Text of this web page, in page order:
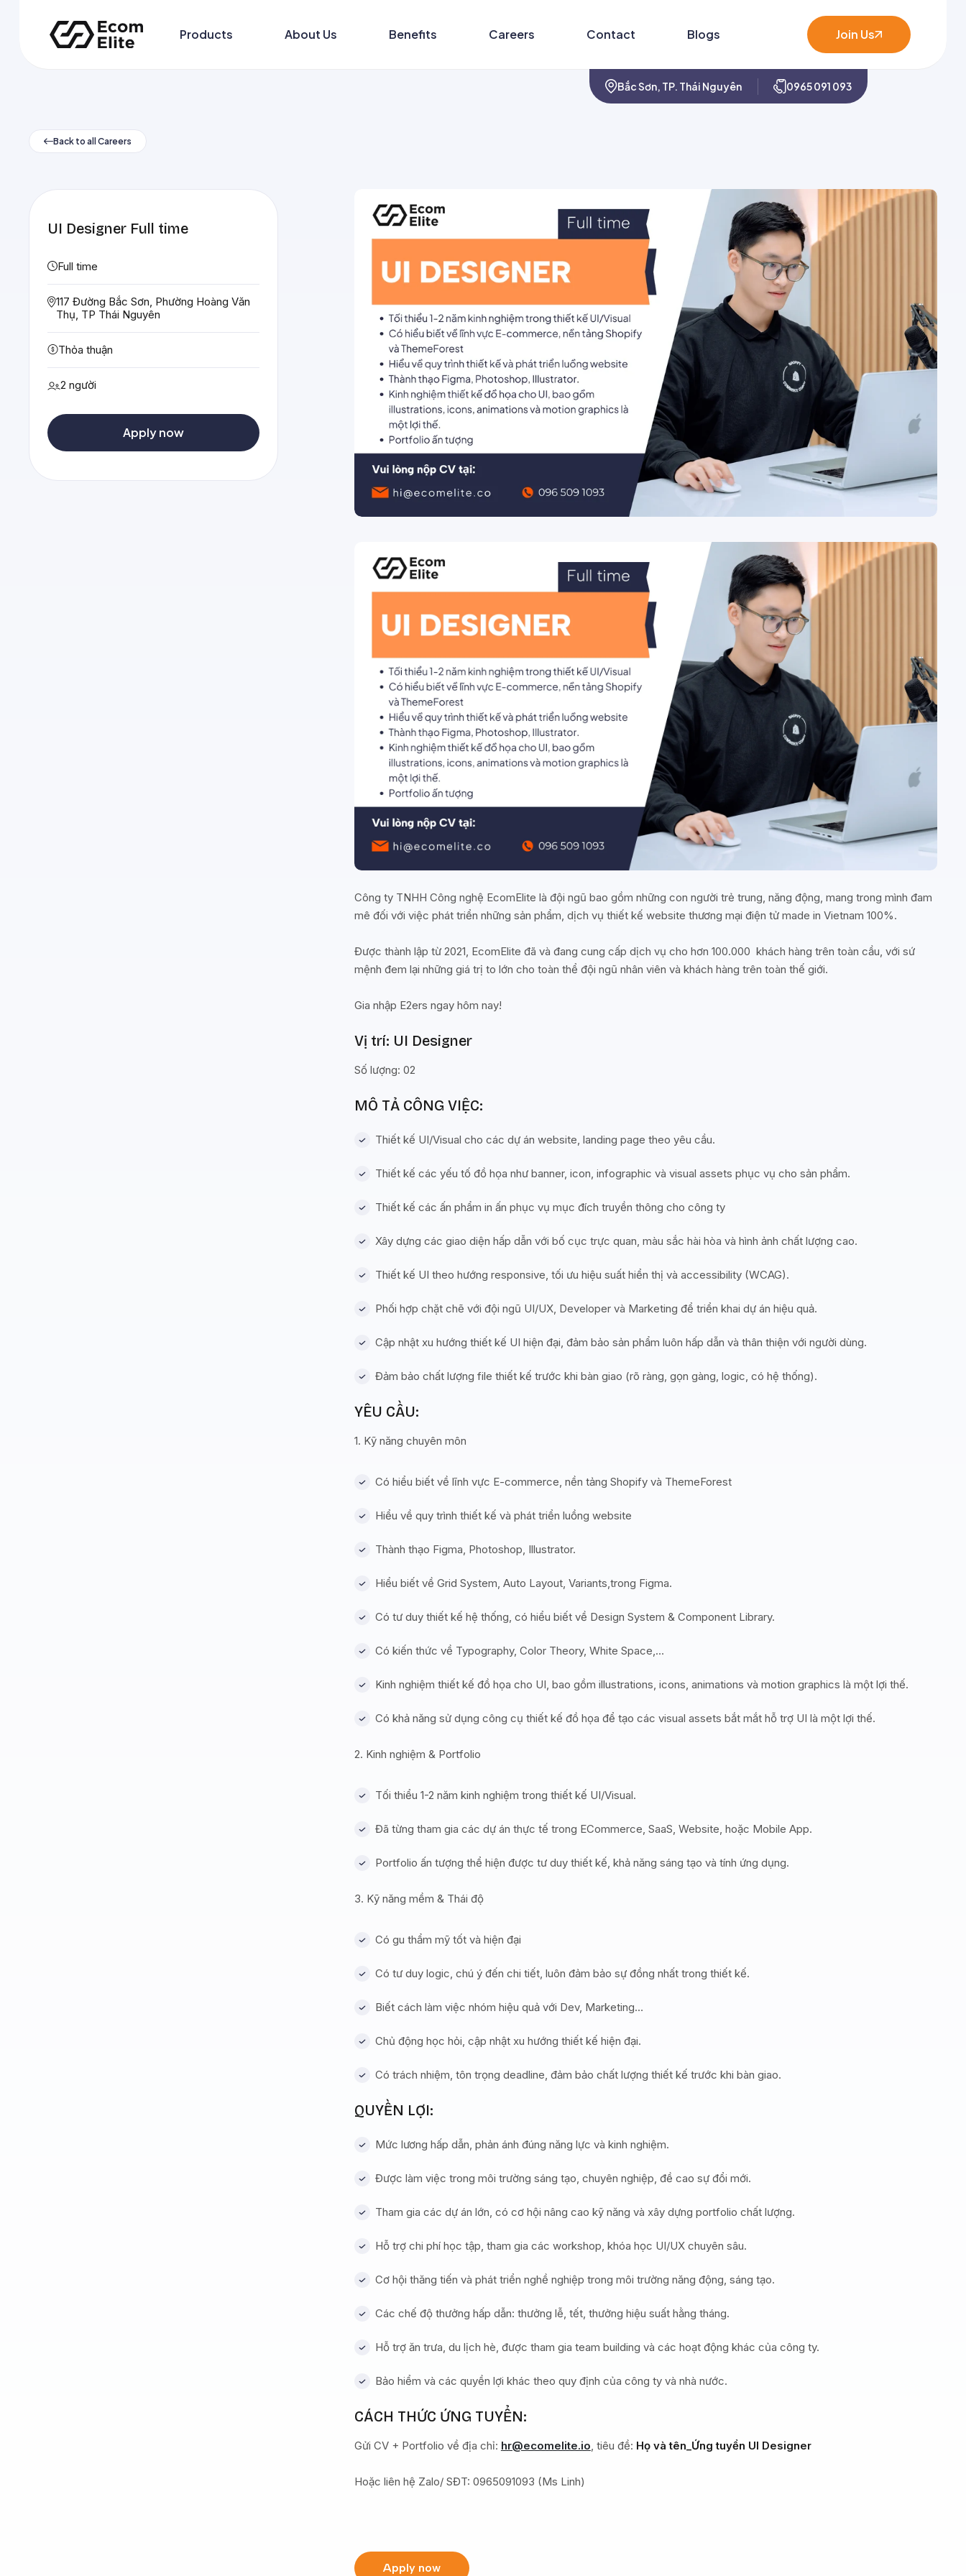
content
Products About Us Benefits Careers Contact Blogs Join Us
Bắc Sơn, TP. Thái Nguyên 0965 091 093
Back to all Careers
UI Designer Full time
Full time
117 Đường Bắc Sơn, Phường Hoàng Văn
Thụ, TP Thái Nguyên
Thỏa thuận
2 người
Apply now
Công ty TNHH Công nghệ EcomElite là đội ngũ bao gồm những con người trẻ trung, năng động, mang trong mình đam
mê đối với việc phát triển những sản phẩm, dịch vụ thiết kế website thương mại điện tử made in Vietnam 100%.
Được thành lập từ 2021, EcomElite đã và đang cung cấp dịch vụ cho hơn 100.000 khách hàng trên toàn cầu, với sứ
mệnh đem lại những giá trị to lớn cho toàn thể đội ngũ nhân viên và khách hàng trên toàn thế giới.
Gia nhập E2ers ngay hôm nay!
Vị trí: UI Designer
Số lượng: 02
MÔ TẢ CÔNG VIỆC:
Thiết kế UI/Visual cho các dự án website, landing page theo yêu cầu.
Thiết kế các yếu tố đồ họa như banner, icon, infographic và visual assets phục vụ cho sản phẩm.
Thiết kế các ấn phẩm in ấn phục vụ mục đích truyền thông cho công ty
Xây dựng các giao diện hấp dẫn với bố cục trực quan, màu sắc hài hòa và hình ảnh chất lượng cao.
Thiết kế UI theo hướng responsive, tối ưu hiệu suất hiển thị và accessibility (WCAG).
Phối hợp chặt chẽ với đội ngũ UI/UX, Developer và Marketing để triển khai dự án hiệu quả.
Cập nhật xu hướng thiết kế UI hiện đại, đảm bảo sản phẩm luôn hấp dẫn và thân thiện với người dùng.
Đảm bảo chất lượng file thiết kế trước khi bàn giao (rõ ràng, gọn gàng, logic, có hệ thống).
YÊU CẦU:
1. Kỹ năng chuyên môn
Có hiểu biết về lĩnh vực E-commerce, nền tảng Shopify và ThemeForest
Hiểu về quy trình thiết kế và phát triển luồng website
Thành thạo Figma, Photoshop, Illustrator.
Hiểu biết về Grid System, Auto Layout, Variants,trong Figma.
Có tư duy thiết kế hệ thống, có hiểu biết về Design System & Component Library.
Có kiến thức về Typography, Color Theory, White Space,…
Kinh nghiệm thiết kế đồ họa cho UI, bao gồm illustrations, icons, animations và motion graphics là một lợi thế.
Có khả năng sử dụng công cụ thiết kế đồ họa để tạo các visual assets bắt mắt hỗ trợ UI là một lợi thế.
2. Kinh nghiệm & Portfolio
Tối thiểu 1-2 năm kinh nghiệm trong thiết kế UI/Visual.
Đã từng tham gia các dự án thực tế trong ECommerce, SaaS, Website, hoặc Mobile App.
Portfolio ấn tượng thể hiện được tư duy thiết kế, khả năng sáng tạo và tính ứng dụng.
3. Kỹ năng mềm & Thái độ
Có gu thẩm mỹ tốt và hiện đại
Có tư duy logic, chú ý đến chi tiết, luôn đảm bảo sự đồng nhất trong thiết kế.
Biết cách làm việc nhóm hiệu quả với Dev, Marketing…
Chủ động học hỏi, cập nhật xu hướng thiết kế hiện đại.
Có trách nhiệm, tôn trọng deadline, đảm bảo chất lượng thiết kế trước khi bàn giao.
QUYỀN LỢI:
Mức lương hấp dẫn, phản ánh đúng năng lực và kinh nghiệm.
Được làm việc trong môi trường sáng tạo, chuyên nghiệp, đề cao sự đổi mới.
Tham gia các dự án lớn, có cơ hội nâng cao kỹ năng và xây dựng portfolio chất lượng.
Hỗ trợ chi phí học tập, tham gia các workshop, khóa học UI/UX chuyên sâu.
Cơ hội thăng tiến và phát triển nghề nghiệp trong môi trường năng động, sáng tạo.
Các chế độ thưởng hấp dẫn: thưởng lễ, tết, thưởng hiệu suất hằng tháng.
Hỗ trợ ăn trưa, du lịch hè, được tham gia team building và các hoạt động khác của công ty.
Bảo hiểm và các quyền lợi khác theo quy định của công ty và nhà nước.
CÁCH THỨC ỨNG TUYỂN:
Gửi CV + Portfolio về địa chỉ: hr@ecomelite.io , tiêu đề: Họ và tên_Ứng tuyển UI Designer
Hoặc liên hệ Zalo/ SĐT: 0965091093 (Ms Linh)
Apply now